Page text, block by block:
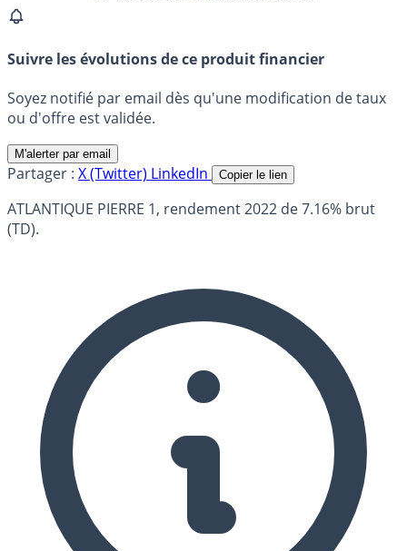
Suivre les évolutions de ce produit financier
Soyez notifié par email dès qu'une modification de taux
ou d'offre est validée.
M'alerter par email
Partager : X (Twitter) LinkedIn Copier le lien
ATLANTIQUE PIERRE 1, rendement 2022 de 7.16% brut
(TD).